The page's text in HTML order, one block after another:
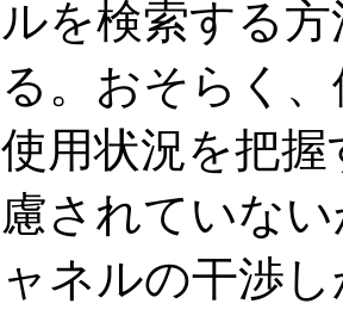
ルを検索する
る。おそらく
使用状況を把
慮されていな
ャネルの干渉